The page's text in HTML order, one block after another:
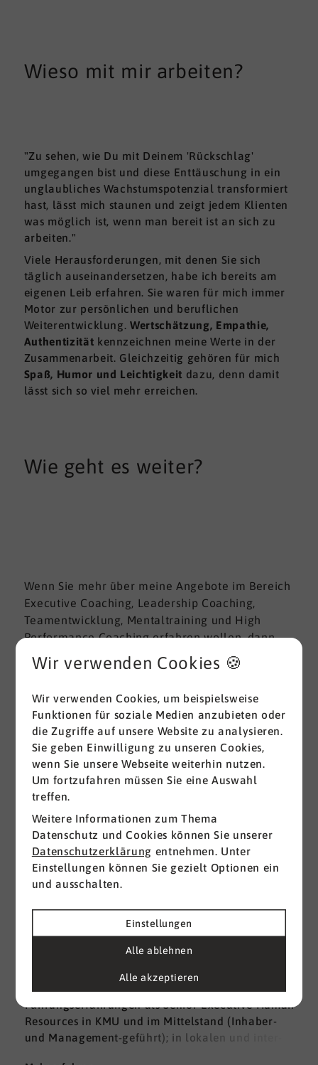
Wieso mit mir arbeiten?
"Zu sehen, wie Du mit Deinem 'Rückschlag'
umgegangen bist und diese Enttäuschung in ein
unglaubliches Wachstumspotenzial transformiert
hast, lässt mich staunen und zeigt jedem Klienten
was möglich ist, wenn man bereit ist an sich zu
arbeiten."
Viele Herausforderungen, mit denen Sie sich
täglich auseinandersetzen, habe ich bereits am
eigenen Leib erfahren. Sie waren für mich immer
Motor zur persönlichen und beruflichen
Weiterentwicklung.Wertschätzung, Empathie,
Authentizität kennzeichnen meine Werte in der
Zusammenarbeit. Gleichzeitig gehören für mich
Spaß, Humor und Leichtigkeit dazu, denn damit
lässt sich so viel mehr erreichen.
Wie geht es weiter?
Wenn Sie mehr über meine Angebote im Bereich
Executive Coaching, Leadership Coaching,
Teamentwicklung, Mentaltraining und High
Performance Coaching erfahren wollen, dann
besuchen Sie meine
Webseite
oder rufen Sie
mich an. Ich freue mich auf Sie!
PARTNER
Unsere Partner
Alle ansehen
Mein Name ist Ralf Klemme, ich verfüge über
Führungserfahrungen als Senior Executive Human
Resources in KMU und im Mittelstand (Inhaber-
und Management-geführt); in lokalen und inter­
Wir verwenden Cookies 🍪
Wir verwenden Cookies, um beispielsweise
Funktionen für soziale Medien anzubieten oder
die Zugriffe auf unsere Website zu analysieren.
Sie geben Einwilligung zu unseren Cookies,
wenn Sie unsere Webseite weiterhin nutzen.
Um fortzufahren müssen Sie eine Auswahl
treffen.
Weitere Informationen zum Thema
Datenschutz und Cookies können Sie unserer
Datenschutzerklärung entnehmen. Unter
Einstellungen können Sie gezielt Optionen ein
und ausschalten.
Einstellungen
Alle ablehnen
Alle akzeptieren